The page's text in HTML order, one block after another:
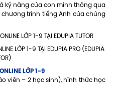
kỹ năng của con mình thông qua
trình tiếng Anh của chúng
LỚP 1-9 TẠI EDUPIA PRO (EDUPIA
LỚP 1-9
viên – 2 học sinh), hình thức học